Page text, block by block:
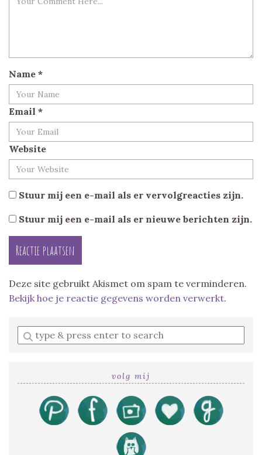
Name *
Email *
Website
Stuur mij een e-mail als er vervolgreacties zijn.
Stuur mij een e-mail als er nieuwe berichten zijn.
Deze site gebruikt Akismet om spam te verminderen.
Bekijk hoe je reactie gegevens worden verwerkt.
Enter
a
volg mij